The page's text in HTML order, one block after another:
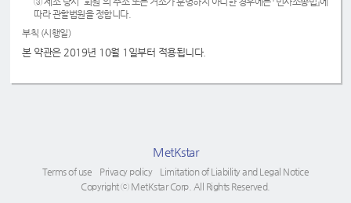
따라 관할법원을 정합니다.
부칙 (시행일)
본 약관은 2019년 10월 1일부터 적용됩니다.
MetKstar
Terms of use Privacy policy
Limitation of Liability and Legal Notice
Copyright ⓒ MetKstar Corp. All Rights Reserved.